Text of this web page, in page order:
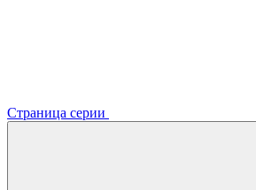
Страница серии